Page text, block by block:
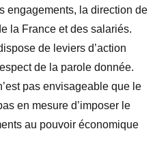
engagements, la direction de
la France et des salariés.
de leviers d’action
de la parole donnée.
pas envisageable que le
en mesure d’imposer le
au pouvoir économique